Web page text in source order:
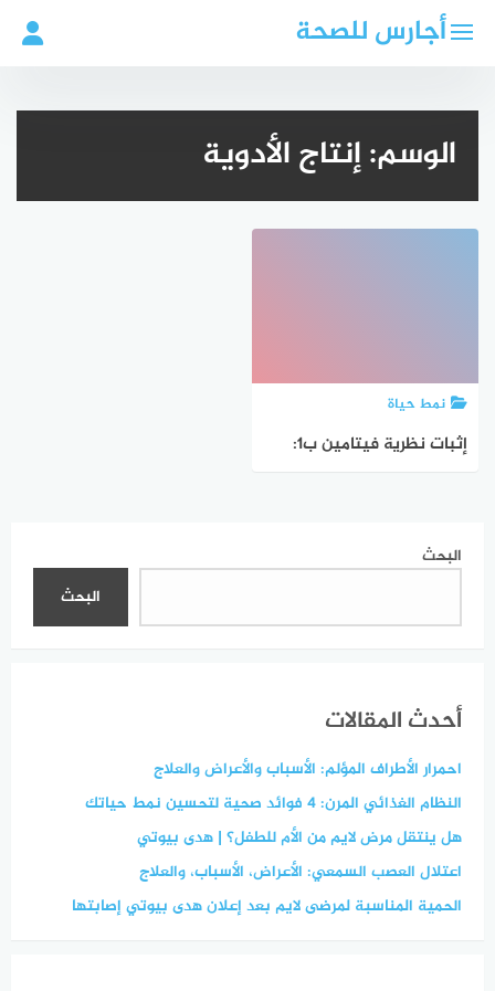
أجارس للصحة
الوسم:إنتاج الأدوية
نمط حياة
إثبات نظرية فيتامين ب1:
البحث
البحث
أحدث المقالات
احمرار الأطراف المؤلم: الأسباب والأعراض والعلاج
النظام الغذائي المرن: 4 فوائد صحية لتحسين نمط حياتك
هل ينتقل مرض لايم من الأم للطفل؟ | هدى بيوتي
اعتلال العصب السمعي: الأعراض، الأسباب، والعلاج
الحمية المناسبة لمرضى لايم بعد إعلان هدى بيوتي إصابتها